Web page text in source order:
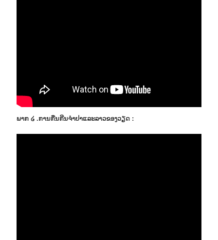
ພາກ ໒ .ການກືນກີນຈຳປາແລະລາວຂອງວຽດ :